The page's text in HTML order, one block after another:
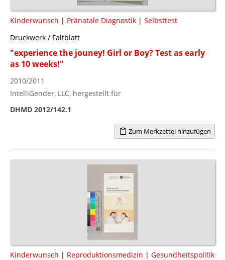
Kinderwunsch | Pränatale Diagnostik | Selbsttest
Druckwerk / Faltblatt
"experience the jouney! Girl or Boy? Test as early
as 10 weeks!"
2010/2011
IntelliGender, LLC, hergestellt für
DHMD 2012/142.1
Zum Merkzettel hinzufügen
Kinderwunsch | Reproduktionsmedizin | Gesundheitspolitik